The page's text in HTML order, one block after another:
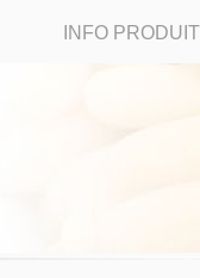
INFO